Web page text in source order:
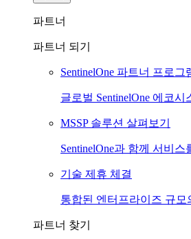
파트너
파트너 되기
SentinelOne 파트너 프로그
글로벌 SentinelOne 에코
MSSP 솔루션 살펴보기
SentinelOne과 함께 서비
기술 제휴 체결
통합된 엔터프라이즈 규모
파트너 찾기